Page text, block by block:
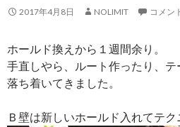
キ
プ
2017年4月8日 NOLIMIT コメン
ホールド換えから１週間余り。
手直しやら、ルート作ったり、
落ち着いてきました。
Ｂ壁は新しいホールド入れてテク